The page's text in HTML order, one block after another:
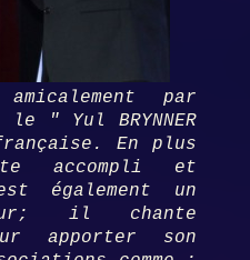
amicalement par
le " Yul BRYNNER
En plus
accompli et
également un
il chante
apporter son